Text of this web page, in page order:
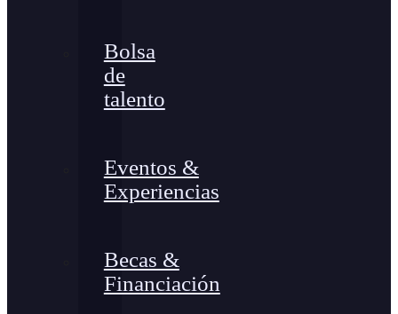
Bolsa
de
talento
Eventos &
Experiencias
Becas &
Financiación